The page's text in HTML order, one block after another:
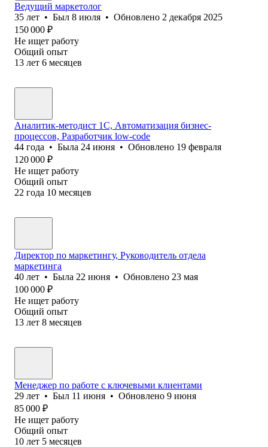
Ведущий маркетолог
35 лет • Был 8 июля • Обновлено 2 декабря 2025
150 000 ₽
Не ищет работу
Общий опыт
13 лет 6 месяцев
Аналитик-методист 1С, Автоматизация бизнес-
процессов, Разработчик low-code
44 года • Была 24 июня • Обновлено 19 февраля
120 000 ₽
Не ищет работу
Общий опыт
22 года 10 месяцев
Директор по маркетингу, Руководитель отдела
маркетинга
40 лет • Была 22 июня • Обновлено 23 мая
100 000 ₽
Не ищет работу
Общий опыт
13 лет 8 месяцев
Менеджер по работе с ключевыми клиентами
29 лет • Был 11 июня • Обновлено 9 июня
85 000 ₽
Не ищет работу
Общий опыт
10 лет 5 месяцев